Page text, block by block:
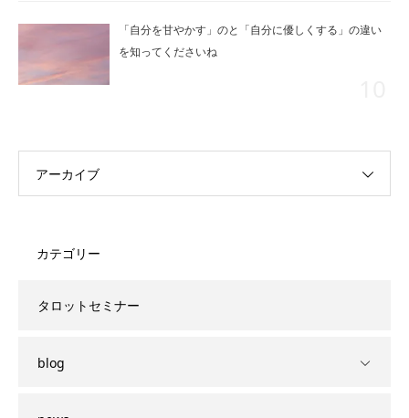
「自分を甘やかす」のと「自分に優しくする」の違い
を知ってくださいね
アーカイブ
カテゴリー
タロットセミナー
blog